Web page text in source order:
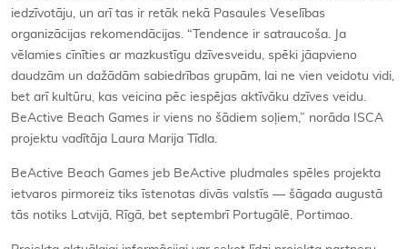
iedzīvotāju, un arī tas ir retāk nekā Pasaules Veselības
organizācijas rekomendācijas. “Tendence ir satraucoša. Ja
vēlamies cīnīties ar mazkustīgu dzīvesveidu, spēki jāapvieno
daudzām un dažādām sabiedrības grupām, lai ne vien veidotu vidi,
bet arī kultūru, kas veicina pēc iespējas aktīvāku dzīves veidu.
BeActive Beach Games ir viens no šādiem soļiem,” norāda ISCA
projektu vadītāja Laura Marija Tīdla.
BeActive Beach Games jeb BeActive pludmales spēles projekta
ietvaros pirmoreiz tiks īstenotas divās valstīs — šāgada augustā
tās notiks Latvijā, Rīgā, bet septembrī Portugālē, Portimao.